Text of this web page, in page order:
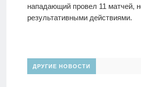
нападающий провел 11 матчей,
результативными действиями.
ДРУГИЕ НОВОСТИ